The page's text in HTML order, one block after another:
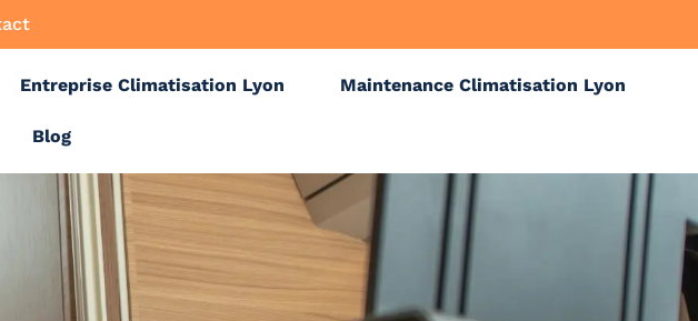
Entreprise Climatisation Lyon Maintenance Climatisation Lyon
Blog